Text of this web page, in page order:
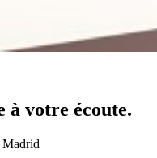
à votre écoute.